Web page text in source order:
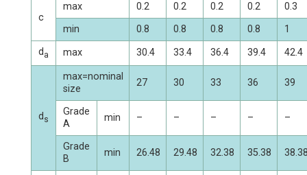
c
max 0.2 0.2 0.2 0.2
0.3
min
0.8 0.8 0.8 0.8
1
da max 30.4 33.4 36.4 39.4 42.4
ds
max=nominal
size
27 30 33 36 39
Grade
A
min – – – – –
Grade
B
min 26.48 29.48 32.38 35.38